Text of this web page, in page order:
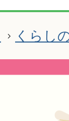
くらし